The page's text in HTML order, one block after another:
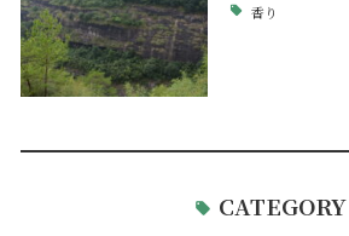
香り
CATEGORY